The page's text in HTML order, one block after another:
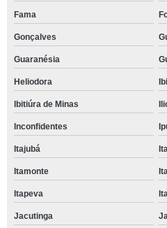
Fama
Gonçalves
Guaranésia
Heliodora
Ibitiúra de Minas
Inconfidentes
Itajubá
Itamonte
Itapeva
Jacutinga